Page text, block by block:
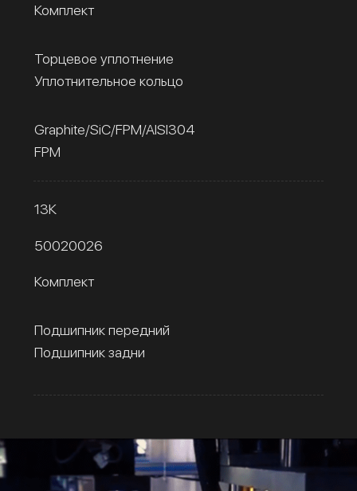
Комплект
Торцевое уплотнение
Уплотнительное кольцо
Graphite/SiC/FPM/AISI304
FPM
13К
50020026
Комплект
Подшипник передний
Подшипник задни